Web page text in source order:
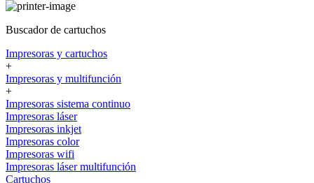
Buscador de cartuchos
Impresoras y cartuchos
+
Impresoras y multifunción
+
Impresoras sistema continuo
Impresoras láser
Impresoras inkjet
Impresoras color
Impresoras wifi
Impresoras láser multifunción
Cartuchos